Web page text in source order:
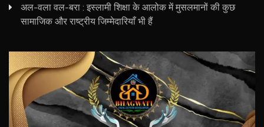
अल-वला वल-बरा : इस्लामी शिक्षा के आलोक में मुसलमानों की कुछ
सामाजिक और राष्ट्रीय जिम्मेदारियाँ भी हैं